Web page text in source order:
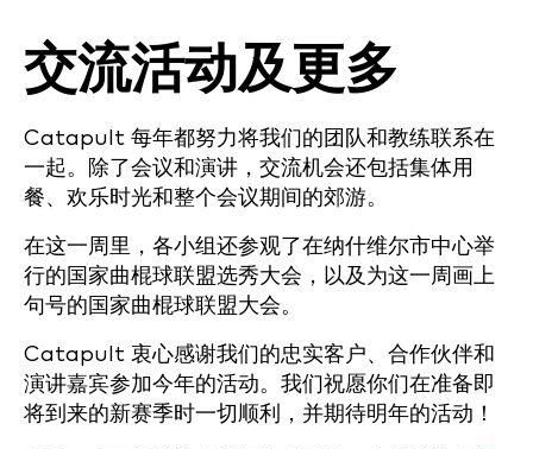
交流活动及更多
Catapult 每年都努力将我们的团队和教练联系在
一起。除了会议和演讲，交流机会还包括集体用
餐、欢乐时光和整个会议期间的郊游。
在这一周里，各小组还参观了在纳什维尔市中心举
行的国家曲棍球联盟选秀大会，以及为这一周画上
句号的国家曲棍球联盟大会。
Catapult 衷心感谢我们的忠实客户、合作伙伴和
演讲嘉宾参加今年的活动。我们祝愿你们在准备即
将到来的新赛季时一切顺利，并期待明年的活动！